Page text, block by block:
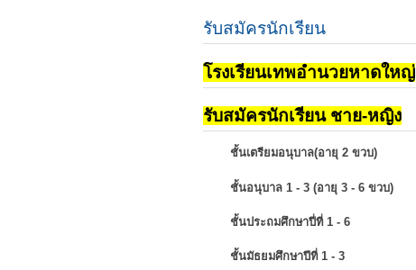
รับสมัครนักเรียน
โรงเรียนเทพอำนวยหาดใหญ่
รับสมัครนักเรียน ชาย-หญิง
ชั้นเตรียมอนุบาล(อายุ 2 ขวบ)
ชั้นอนุบาล 1 - 3 (อายุ 3 - 6 ขวบ)
ชั้นประถมศึกษาปี่ที่ 1 - 6
ชั้นมัธยมศึกษาปีที่ 1 - 3